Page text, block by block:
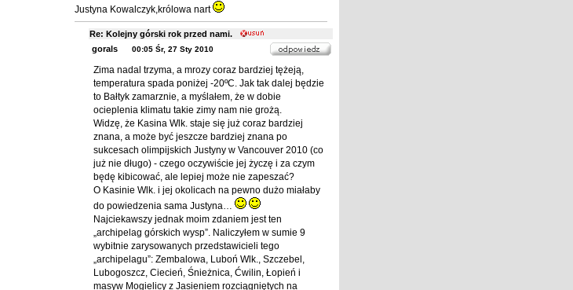
Justyna Kowalczyk,królowa nart
Re: Kolejny górski rok przed nami.
gorals
00:05 Śr, 27 Sty 2010
Zima nadal trzyma, a mrozy coraz bardziej tężeją,
temperatura spada poniżej -20ºC. Jak tak dalej będzie
to Bałtyk zamarznie, a myślałem, że w dobie
ocieplenia klimatu takie zimy nam nie grożą.
Widzę, że Kasina Wlk. staje się już coraz bardziej
znana, a może być jeszcze bardziej znana po
sukcesach olimpijskich Justyny w Vancouver 2010 (co
już nie długo) - czego oczywiście jej życzę i za czym
będę kibicować, ale lepiej może nie zapeszać?
O Kasinie Wlk. i jej okolicach na pewno dużo miałaby
do powiedzenia sama Justyna…
Najciekawszy jednak moim zdaniem jest ten
„archipelag górskich wysp”. Naliczyłem w sumie 9
wybitnie zarysowanych przedstawicieli tego
„archipelagu”: Zembalowa, Luboń Wlk., Szczebel,
Lubogoszcz, Ciecień, Śnieżnica, Ćwilin, Łopień i
masyw Mogielicy z Jasieniem rozciągniętych na